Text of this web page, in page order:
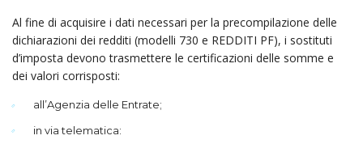
Al fine di acquisire i dati necessari per la precompilazione delle
dichiarazioni dei redditi (modelli 730 e REDDITI PF), i sostituti
d’imposta devono trasmettere le certificazioni delle somme e
dei valori corrisposti:
all’Agenzia delle Entrate;
in via telematica: